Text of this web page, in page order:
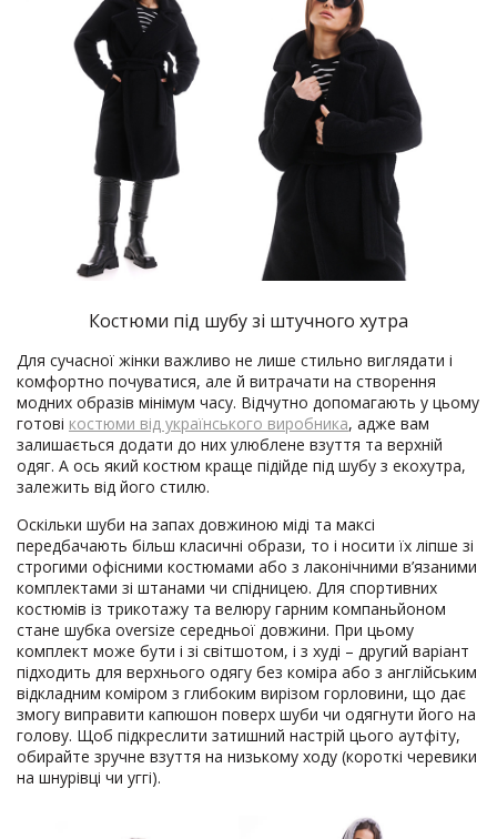
Костюми під шубу зі штучного хутра
Для сучасної жінки важливо не лише стильно виглядати і
комфортно почуватися, але й витрачати на створення
модних образів мінімум часу. Відчутно допомагають у цьому
готові костюми від українського виробника, адже вам
залишається додати до них улюблене взуття та верхній
одяг. А ось який костюм краще підійде під шубу з екохутра,
залежить від його стилю.
Оскільки шуби на запах довжиною міді та максі
передбачають більш класичні образи, то і носити їх ліпше зі
строгими офісними костюмами або з лаконічними в’язаними
комплектами зі штанами чи спідницею. Для спортивних
костюмів із трикотажу та велюру гарним компаньйоном
стане шубка oversize середньої довжини. При цьому
комплект може бути і зі світшотом, і з худі – другий варіант
підходить для верхнього одягу без коміра або з англійським
відкладним коміром з глибоким вирізом горловини, що дає
змогу виправити капюшон поверх шуби чи одягнути його на
голову. Щоб підкреслити затишний настрій цього аутфіту,
обирайте зручне взуття на низькому ходу (короткі черевики
на шнурівці чи уггі).